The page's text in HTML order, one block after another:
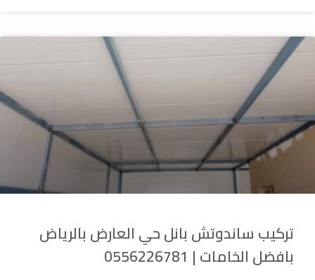
تركيب ساندوتش بانل حي العارض بالرياض
بافضل الخامات | 0556226781